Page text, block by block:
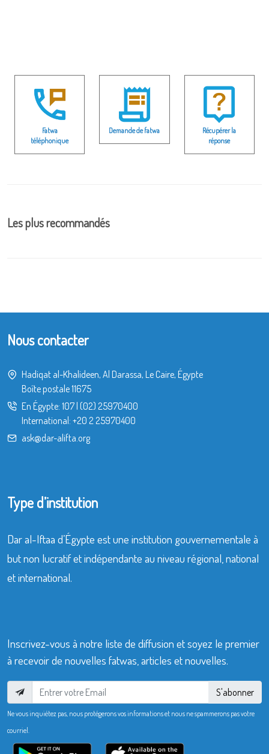
Fatwa
téléphonique
Demande de fatwa
Récupérer la
réponse
Les plus recommandés
Nous contacter
Hadiqat al-Khalideen, Al Darassa, Le Caire, Égypte
Boîte postale 11675
En Égypte: 107| (02) 25970400
International: +20 2 25970400
ask@dar-alifta.org
Type d’institution
Dar al-Iftaa d’Égypte est une institution gouvernementale à
but non lucratif et indépendante au niveau régional, national
et international.
Inscrivez-vous à notre liste de diffusion et soyez le premier
à recevoir de nouvelles fatwas, articles et nouvelles.
S'abonner
Ne vous inquiétez pas, nous protégerons vos informations et nous ne spammerons pas votre
courriel.